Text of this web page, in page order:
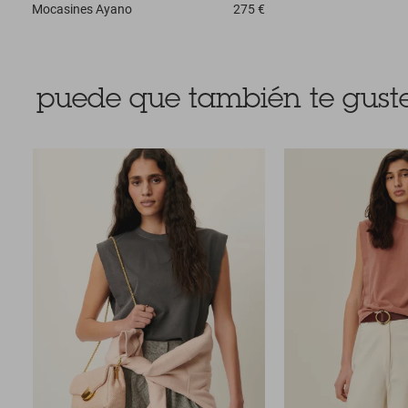
MocasinesAyano 275 €
puede que también te